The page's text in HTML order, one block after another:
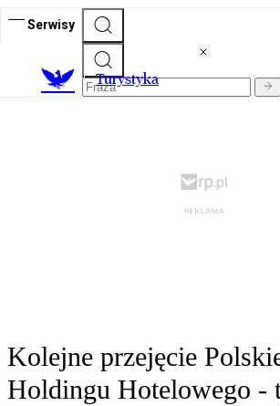
Serwisy
Turystyka
Kolejne przejęcie
Holdingu Hotelowego -